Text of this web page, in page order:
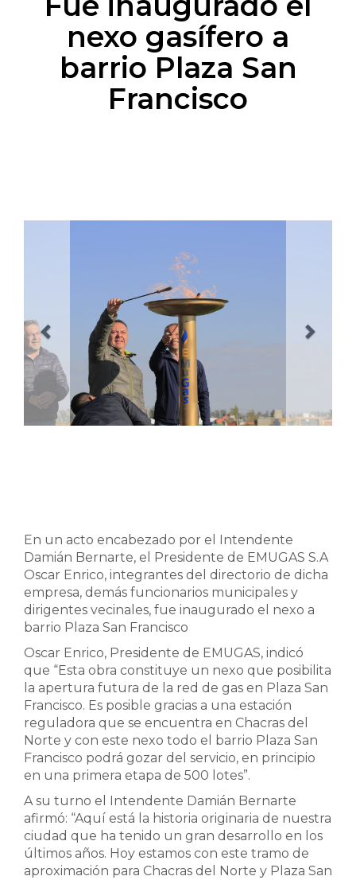
nexo gasífero a
barrio Plaza San
Francisco
En un acto encabezado por el Intendente
Damián Bernarte, el Presidente de EMUGAS S.A
Oscar Enrico, integrantes del directorio de dicha
empresa, demás funcionarios municipales y
dirigentes vecinales, fue inaugurado el nexo a
barrio Plaza San Francisco
Oscar Enrico, Presidente de EMUGAS, indicó
que “Esta obra constituye un nexo que posibilita
la apertura futura de la red de gas en Plaza San
Francisco. Es posible gracias a una estación
reguladora que se encuentra en Chacras del
Norte y con este nexo todo el barrio Plaza San
Francisco podrá gozar del servicio, en principio
en una primera etapa de 500 lotes”.
A su turno el Intendente Damián Bernarte
afirmó: “Aquí está la historia originaria de nuestra
ciudad que ha tenido un gran desarrollo en los
últimos años. Hoy estamos con este tramo de
aproximación para Chacras del Norte y Plaza San